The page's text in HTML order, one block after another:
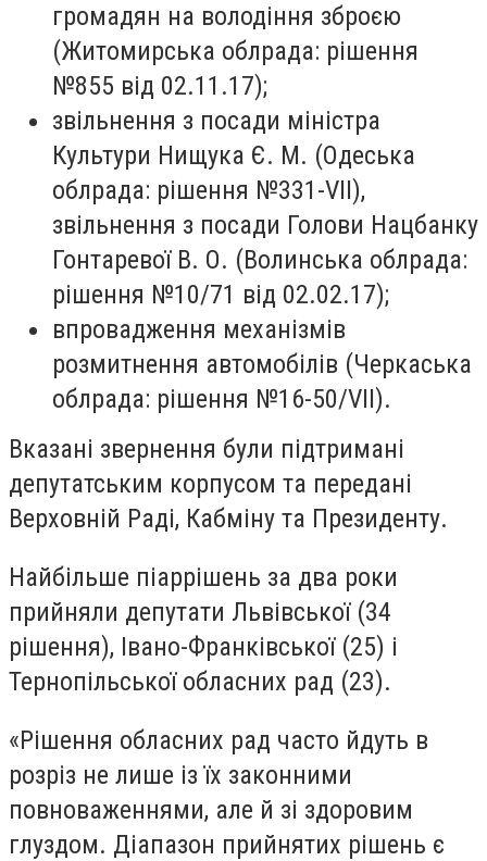
громадян на володіння зброєю
(Житомирська облрада: рішення
№855 від 02.11.17);
звільнення з посади міністра
Культури Нищука Є. М. (Одеська
облрада: рішення №331-VII),
звільнення з посади Голови Нацбанку
Гонтаревої В. О. (Волинська облрада:
рішення №10/71 від 02.02.17);
впровадження механізмів
розмитнення автомобілів (Черкаська
облрада: рішення №16-50/VII).
Вказані звернення були підтримані
депутатським корпусом та передані
Верховній Раді, Кабміну та Президенту.
Найбільше піаррішень за два роки
прийняли депутати Львівської (34
рішення), Івано-Франківської (25) і
Тернопільської обласних рад (23).
«Рішення обласних рад часто йдуть в
розріз не лише із їх законними
повноваженнями, але й зі здоровим
глуздом. Діапазон прийнятих рішень є